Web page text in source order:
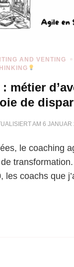
AND VENTING
: métier
de
AM 6 JANUAR
le coaching
les coachs que